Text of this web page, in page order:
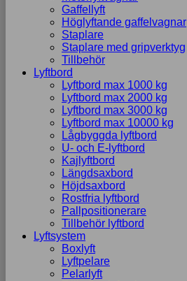
Gaffellyft
Höglyftande gaffelvagnar
Staplare
Staplare med gripverktyg
Tillbehör
Lyftbord
Lyftbord max 1000 kg
Lyftbord max 2000 kg
Lyftbord max 3000 kg
Lyftbord max 10000 kg
Lågbyggda lyftbord
U- och E-lyftbord
Kajlyftbord
Längdsaxbord
Höjdsaxbord
Rostfria lyftbord
Pallpositionerare
Tillbehör lyftbord
Lyftsystem
Boxlyft
Lyftpelare
Pelarlyft